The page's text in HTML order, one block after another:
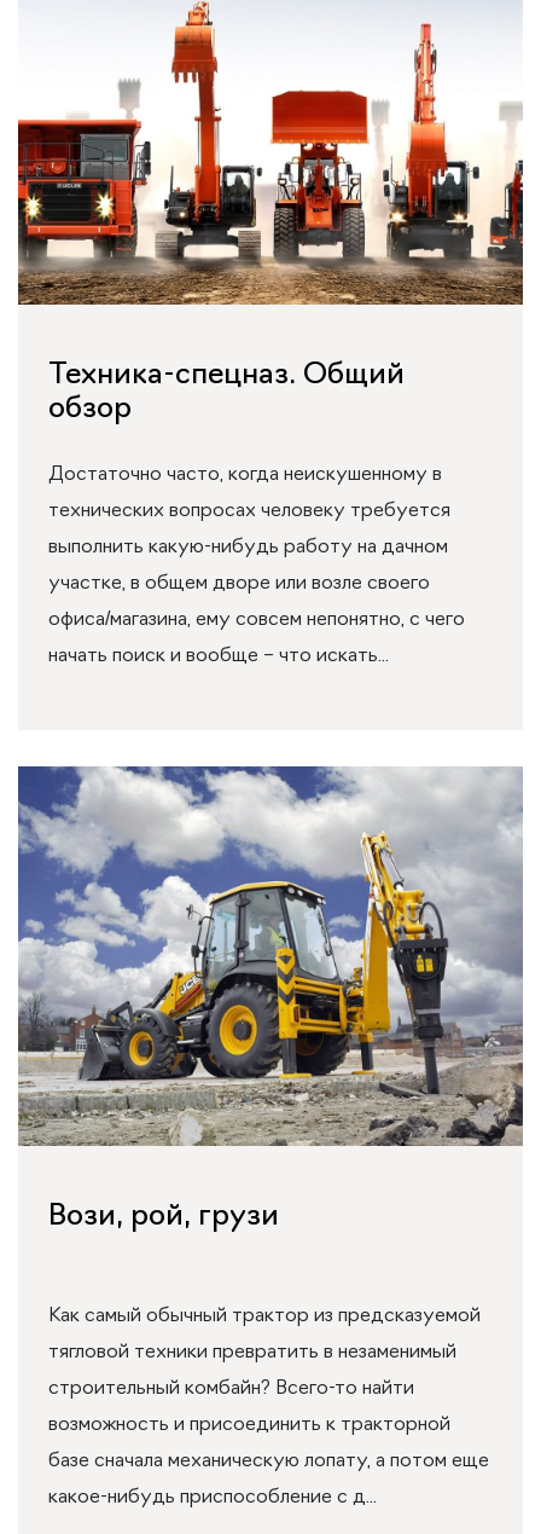
Техника-спецназ. Общий
обзор
Достаточно часто, когда неискушенному в
технических вопросах человеку требуется
выполнить какую-нибудь работу на дачном
участке, в общем дворе или возле своего
офиса/магазина, ему совсем непонятно, с чего
начать поиск и вообще – что искать...
Вози, рой, грузи
Как самый обычный трактор из предсказуемой
тягловой техники превратить в незаменимый
строительный комбайн? Всего-то найти
возможность и присоединить к тракторной
базе сначала механическую лопату, а потом еще
какое-нибудь приспособление с д...